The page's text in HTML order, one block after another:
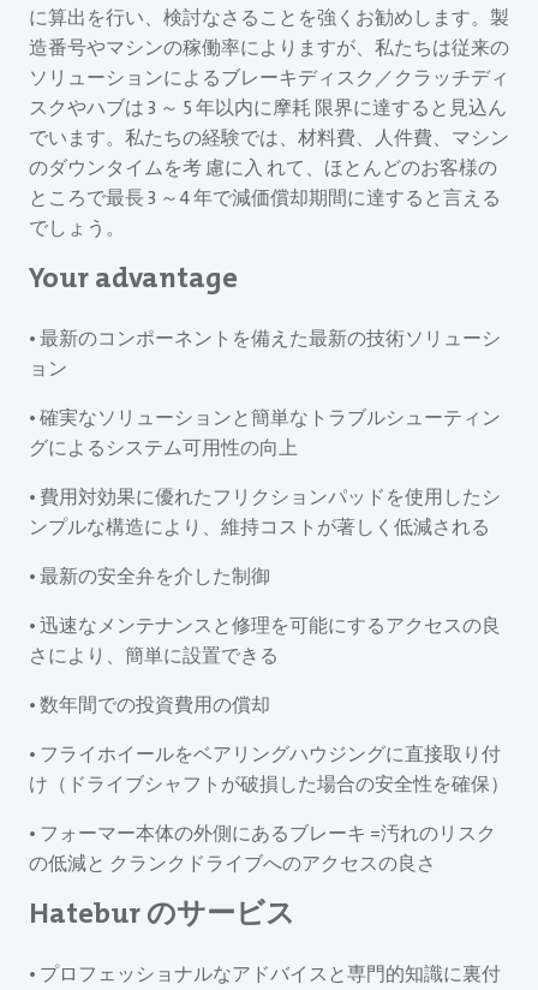
に算出を行い、検討なさることを強くお勧めします。製
造番号やマシンの稼働率によりますが、私たちは従来の
ソリューションによるブレーキディスク／クラッチディ
スクやハブは 3 ～ 5 年以内に摩耗 限界に達すると見込ん
でいます。私たちの経験では、材料費、人件費、マシン
のダウンタイムを考 慮に入 れて、ほとんどのお客様の
ところで最長 3 ～4 年で減価償却期間に達すると言える
でしょう。
Your advantage
• 最新のコンポーネントを備えた最新の技術ソリューシ
ョン
• 確実なソリューションと簡単なトラブルシューティン
グによるシステム可用性の向上
• 費用対効果に優れたフリクションパッドを使用したシ
ンプルな構造により、維持コストが著しく低減される
• 最新の安全弁を介した制御
• 迅速なメンテナンスと修理を可能にするアクセスの良
さにより、簡単に設置できる
• 数年間での投資費用の償却
• フライホイールをベアリングハウジングに直接取り付
け（ドライブシャフトが破損した場合の安全性を確保）
• フォーマー本体の外側にあるブレーキ =汚れのリスク
の低減と クランクドライブへのアクセスの良さ
Hatebur のサービス
• プロフェッショナルなアドバイスと専門的知識に裏付